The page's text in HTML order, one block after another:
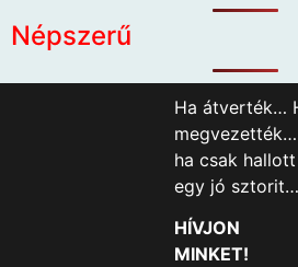
Népszerű
Ha átverték…
ha csak hallott
egy jó sztorit…
HÍVJON
MINKET!